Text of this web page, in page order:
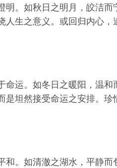
明。如秋日之明月，皎洁
人生之意义。或回归内心
命运。如冬日之暖阳，温
坦然接受命运之安排。
和。如清澈之湖水，平静